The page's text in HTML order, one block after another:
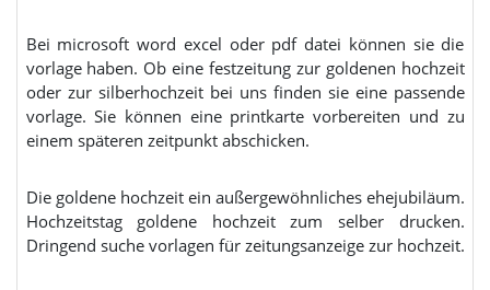
Bei microsoft word excel oder pdf datei können sie die
vorlage haben. Ob eine festzeitung zur goldenen hochzeit
oder zur silberhochzeit bei uns finden sie eine passende
vorlage. Sie können eine printkarte vorbereiten und zu
einem späteren zeitpunkt abschicken.
Die goldene hochzeit ein außergewöhnliches ehejubiläum.
Hochzeitstag goldene hochzeit zum selber drucken.
Dringend suche vorlagen für zeitungsanzeige zur hochzeit.